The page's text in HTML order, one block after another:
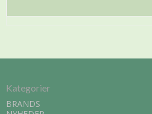
Kategorier
BRANDS